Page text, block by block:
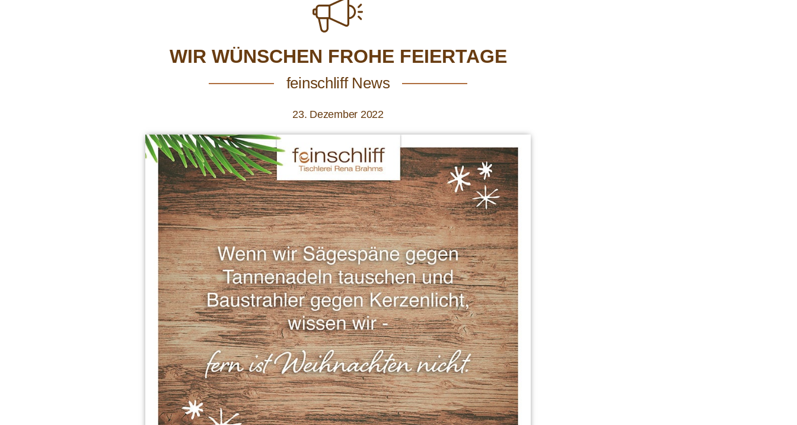
WIR WÜNSCHEN FROHE FEIERTAGE
feinschliff News
23. Dezember 2022